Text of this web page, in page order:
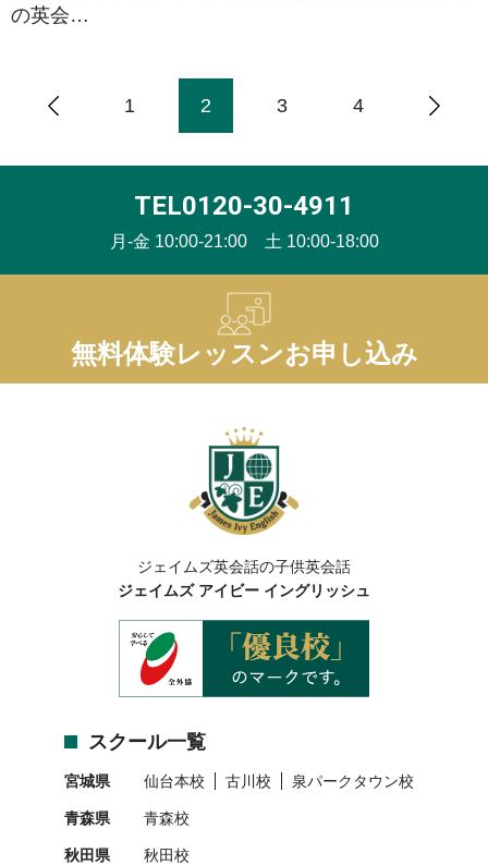
の英会…
1 2 3 4
TEL0120-30-4911
月-金 10:00-21:00 土 10:00-18:00
無料体験レッスンお申し込み
ジェイムズ英会話の子供英会話
ジェイムズ アイビー イングリッシュ
スクール一覧
宮城県 仙台本校 古川校 泉パークタウン校
青森県 青森校
秋田県 秋田校